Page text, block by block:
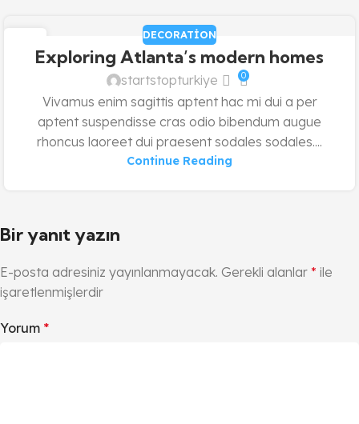
DECORATION
Exploring Atlanta’s modern homes
startstopturkiye 0
Vivamus enim sagittis aptent hac mi dui a per
aptent suspendisse cras odio bibendum augue
rhoncus laoreet dui praesent sodales sodales....
Continue Reading
Bir yanıt yazın
E-posta adresiniz yayınlanmayacak. Gerekli alanlar * ile
işaretlenmişlerdir
Yorum *